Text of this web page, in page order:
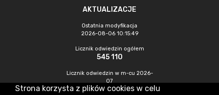
AKTUALIZACJE
Ostatnia modyfikacja
2026-08-06 10:15:49
Licznik odwiedzin ogółem
545 110
Licznik odwiedzin w m-cu 2026-
07
1 126
Strona korzysta z plików cookies w celu